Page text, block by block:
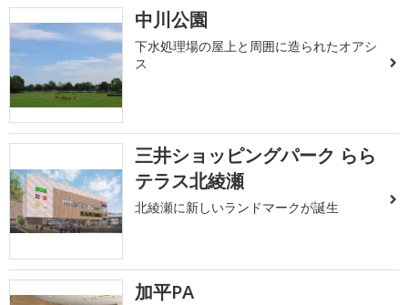
中川公園
下水処理場の屋上と周囲に造られたオアシ
ス
三井ショッピングパーク らら
テラス北綾瀬
北綾瀬に新しいランドマークが誕生
加平PA